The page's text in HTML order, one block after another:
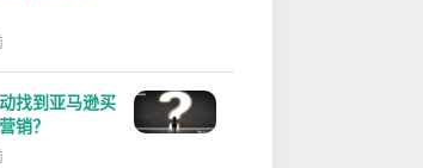
找到亚马逊买
销？